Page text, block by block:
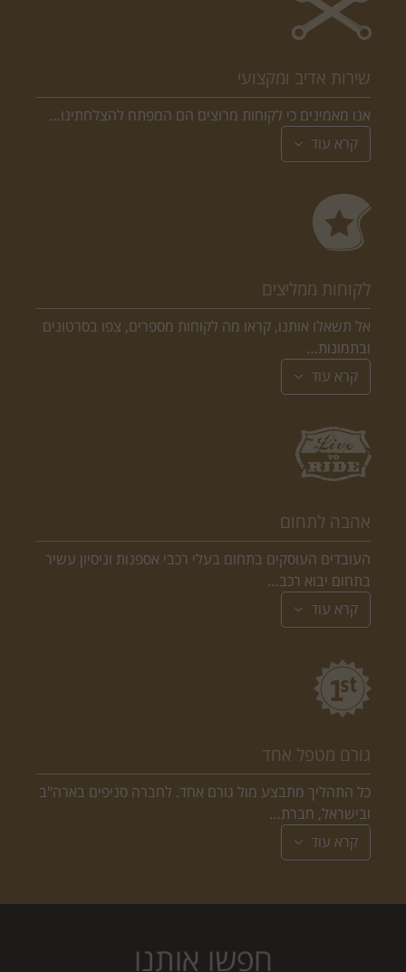
שירות אדיב ומקצועי
אנו מאמינים כי לקוחות מרוצים הם המפתח להצלחתינו…
קרא עוד
לקוחות ממליצים
אל תשאלו אותנו, קראו מה לקוחות מספרים, צפו בסרטונים
ובתמונות…
קרא עוד
אהבה לתחום
העובדים העוסקים בתחום בעלי רכבי אספנות וניסיון עשיר
בתחום יבוא רכב…
קרא עוד
גורם מטפל אחד
כל התהליך מתבצע מול גורם אחד. לחברה סניפים בארה"ב
ובישראל, חברת…
קרא עוד
חפשו אותנו